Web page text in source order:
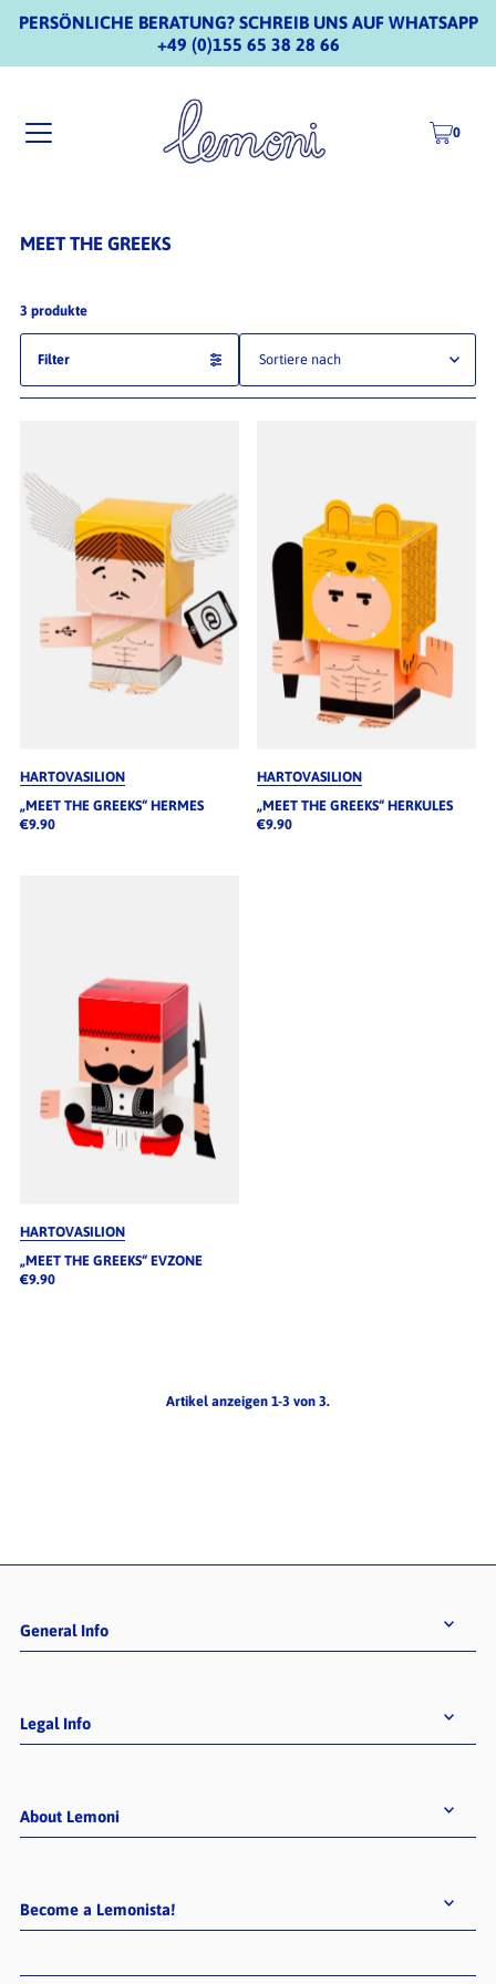
PERSÖNLICHE BERATUNG? SCHREIB UNS AUF WHATSAPP
+49 (0)155 65 38 28 66
0
MEET THE GREEKS
3 produkte
Filter
Ausgewählt
Alphabetisch, A-Z
Alphabetisch, Z-A
Preis, niedrig nach hoch
Preis, hoch nach niedrig
Datum, alt zu neu
Datum, neu zu alt
HARTOVASILION
„MEET THE GREEKS“ HERMES
€9.90
HARTOVASILION
„MEET THE GREEKS“ HERKULES
€9.90
HARTOVASILION
„MEET THE GREEKS“ EVZONE
€9.90
Artikel anzeigen 1-3 von 3.
General Info
Legal Info
About Lemoni
Become a Lemonista!